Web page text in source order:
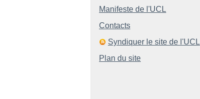
Manifeste de l'UCL
Contacts
Syndiquer le site de l'UCL
Plan du site